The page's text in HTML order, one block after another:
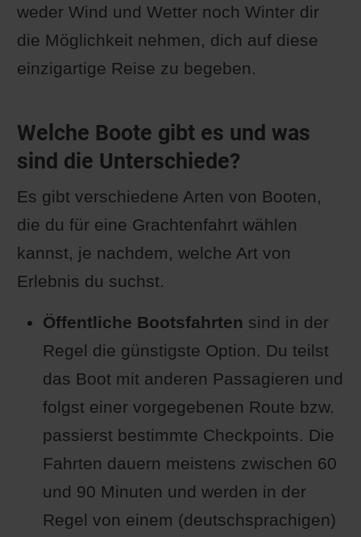
weder Wind und Wetter noch Winter dir
die Möglichkeit nehmen, dich auf diese
einzigartige Reise zu begeben.
Welche Boote gibt es und was
sind die Unterschiede?
Es gibt verschiedene Arten von Booten,
die du für eine Grachtenfahrt wählen
kannst, je nachdem, welche Art von
Erlebnis du suchst.
Öffentliche Bootsfahrten sind in der
Regel die günstigste Option. Du teilst
das Boot mit anderen Passagieren und
folgst einer vorgegebenen Route bzw.
passierst bestimmte Checkpoints. Die
Fahrten dauern meistens zwischen 60
und 90 Minuten und werden in der
Regel von einem (deutschsprachigen)